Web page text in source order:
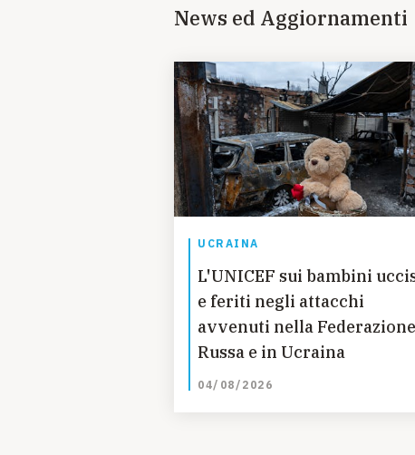
News ed Aggiornamenti
UCRAINA
L'UNICEF sui bambini
e feriti negli attacchi
avvenuti nella Federazione
Russa e in Ucraina
04/08/2026